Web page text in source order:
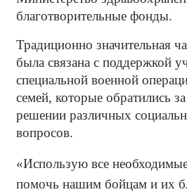
благотворительные фонды.
Традиционно значительная
была связана с поддержкой
специальной военной
семей, которые обратились
решении различных
вопросов.
«Использую все
помочь нашим бойцам и их